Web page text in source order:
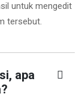
untuk mengedit
tersebut.
apa